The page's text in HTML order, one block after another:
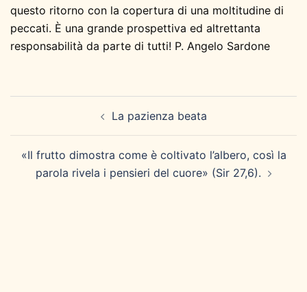
questo ritorno con la copertura di una moltitudine di
peccati. È una grande prospettiva ed altrettanta
responsabilità da parte di tutti! P. Angelo Sardone
La pazienza beata
«Il frutto dimostra come è coltivato l’albero, così la
parola rivela i pensieri del cuore» (Sir 27,6).